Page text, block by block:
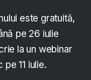
este gratuită,
pe 26 iulie
la un webinar
11 iulie.